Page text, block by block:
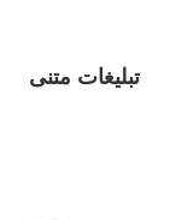
تبلیغات متنی